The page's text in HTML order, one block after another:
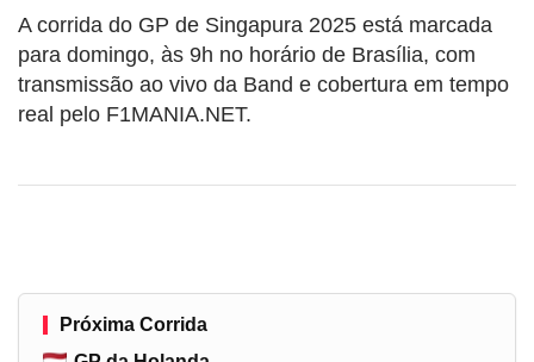
A corrida do GP de Singapura 2025 está marcada
para domingo, às 9h no horário de Brasília, com
transmissão ao vivo da Band e cobertura em tempo
real pelo F1MANIA.NET.
Próxima Corrida